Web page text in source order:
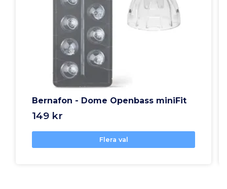
Bernafon - Dome Openbass miniFit
149 kr
Flera val